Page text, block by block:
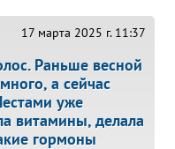
17 марта 2025 г. 11:37
Раньше весной
а сейчас
уже
витамины, делала
гормоны